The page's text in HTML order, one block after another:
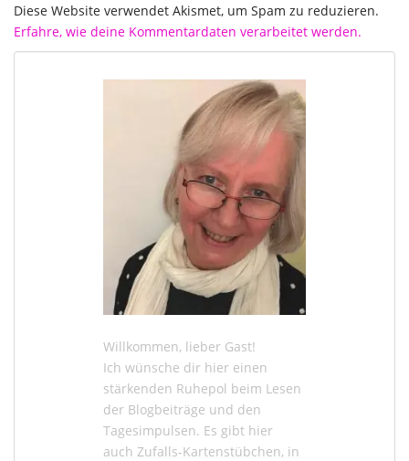
Diese Website verwendet Akismet, um Spam zu reduzieren.
Erfahre, wie deine Kommentardaten verarbeitet werden.
Willkommen, lieber Gast!
Ich wünsche dir hier einen
stärkenden Ruhepol beim Lesen
der Blogbeiträge und den
Tagesimpulsen. Es gibt hier
auch Zufalls-Kartenstübchen, in